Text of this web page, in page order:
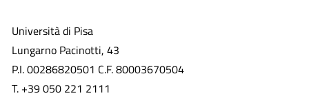
Università di Pisa
Lungarno Pacinotti, 43
P.I. 00286820501 C.F. 80003670504
T. +39 050 221 2111